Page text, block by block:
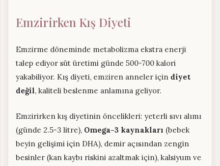
Emzirirken Kış Diyeti
Emzirme döneminde metabolizma ekstra enerji
talep ediyor süt üretimi günde 500-700 kalori
yakabiliyor. Kış diyeti, emziren anneler için diyet
değil, kaliteli beslenme anlamına geliyor.
Emzirirken kış diyetinin öncelikleri: yeterli sıvı alımı
(günde 2.5-3 litre), Omega-3 kaynakları (bebek
beyin gelişimi için DHA), demir açısından zengin
besinler (kan kaybı riskini azaltmak için), kalsiyum ve